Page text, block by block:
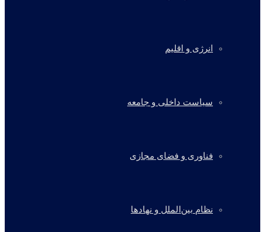
انرژی و اقلیم
سیاست داخلی و جامعه
فناوری و فضای مجازی
نظام بین‌الملل و نهادها